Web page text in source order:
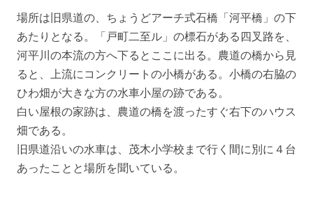
場所は旧県道の、ちょうどアーチ式石橋「河平橋」の下
あたりとなる。「戸町二至ル」の標石がある四叉路を、
河平川の本流の方へ下るとここに出る。農道の橋から見
ると、上流にコンクリートの小橋がある。小橋の右脇の
ひわ畑が大きな方の水車小屋の跡である。
白い屋根の家跡は、農道の橋を渡ったすぐ右下のハウス
畑である。
旧県道沿いの水車は、茂木小学校まで行く間に別に４台
あったことと場所を聞いている。